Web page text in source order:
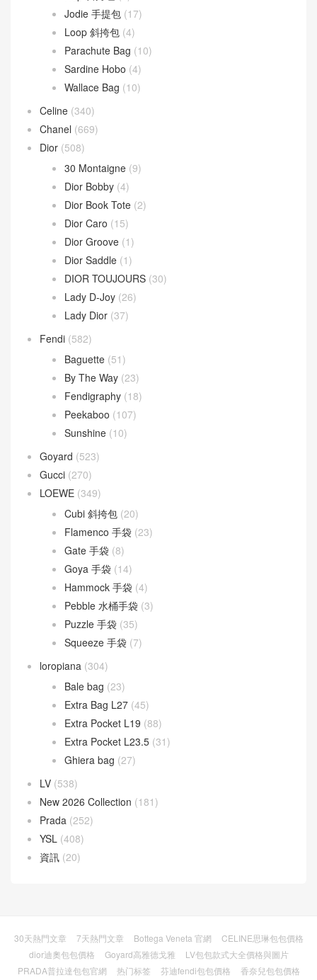
Jodie 手提包 (17)
Loop 斜挎包 (4)
Parachute Bag (10)
Sardine Hobo (4)
Wallace Bag (10)
Celine (340)
Chanel (669)
Dior (508)
30 Montaigne (9)
Dior Bobby (4)
Dior Book Tote (2)
Dior Caro (15)
Dior Groove (1)
Dior Saddle (1)
DIOR TOUJOURS (30)
Lady D-Joy (26)
Lady Dior (37)
Fendi (582)
Baguette (51)
By The Way (23)
Fendigraphy (18)
Peekaboo (107)
Sunshine (10)
Goyard (523)
Gucci (270)
LOEWE (349)
Cubi 斜挎包 (20)
Flamenco 手袋 (23)
Gate 手袋 (8)
Goya 手袋 (14)
Hammock 手袋 (4)
Pebble 水桶手袋 (3)
Puzzle 手袋 (35)
Squeeze 手袋 (7)
loropiana (304)
Bale bag (23)
Extra Bag L27 (45)
Extra Pocket L19 (88)
Extra Pocket L23.5 (31)
Ghiera bag (27)
LV (538)
New 2026 Collection (181)
Prada (252)
YSL (408)
資訊 (20)
30天熱門文章 7天熱門文章 Bottega Veneta 官網
CELINE思琳包包價格
dior迪奧包包價格
Goyard高雅德戈雅
LV包包款式大全價格與圖片
PRADA普拉達包包官網
热门标签 芬迪fendi包包價格 香奈兒包包價格